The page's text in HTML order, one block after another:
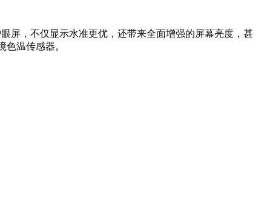
屏，不仅显示水准更优，还带来全面增强的屏幕亮度，甚
色温传感器。